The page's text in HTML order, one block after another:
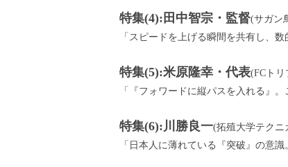
特集(4):田中智宗・監督(サガン
「スピードを上げる瞬間を共有し、
特集(5):米原隆幸・代表(FCト
「『フォワードに縦パスを入れる』
特集(6):川勝良一(拓殖大学テクニ
「日本人に薄れている『突破』の意